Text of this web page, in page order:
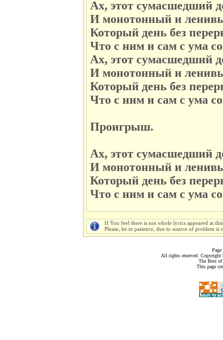
Ах, этот сумасшедший
И монотонный и
Который день без
Что с ним и сам с ума
Ах, этот сумасшедший
И монотонный и
Который день без
Что с ним и сам с ума
Проигрыш.
Ах, этот сумасшедший
И монотонный и
Который день без
Что с ним и сам с ума
If You feel there is not whole lyrics appeared at
Please, be in patience, due to source of problem
All rights reserved.
The Best
This page